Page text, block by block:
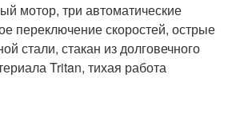
мотор, три автоматические
переключение скоростей, острые
стали, стакан из долговечного
Tritan, тихая работа